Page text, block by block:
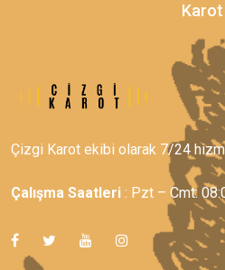
Karot
Çizgi Karot ekibi olarak 7/24
Çalışma Saatleri : Pzt – Cmt: